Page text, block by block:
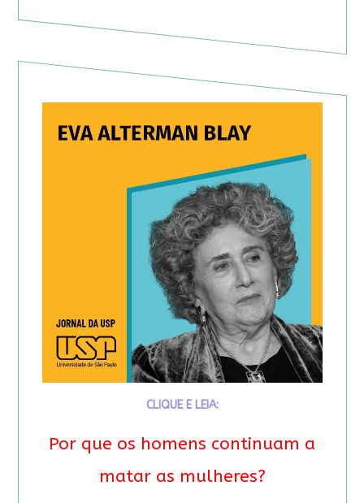
CLIQUE E LEIA:
Por que os homens continuam a
matar as mulheres?